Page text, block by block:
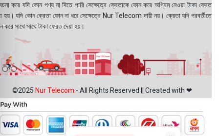
করে যদি কোন পণ্য না দিতে পারি সেক্ষেত্রে ক্রেতাকে ফোন করে অগ্রিম নেওয়া টাকা ফেরত
হয়। যদি কোন ক্রেতা ফোন না ধরে সেক্ষেত্রে Nur Telecom দায়ী নয়। ক্রেতা যদি পরবর্তীতে
করে সাথে সাথে টাকা ফেরত দেয়া হয়।
©2025 Nur Telecom - All Rights Reserved || Created with ❤